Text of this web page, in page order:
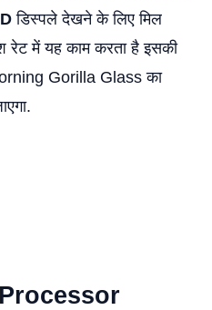
डिस्पले देखने के लिए मिल
रेट में यह काम करता है इसकी
Gorilla Glass का